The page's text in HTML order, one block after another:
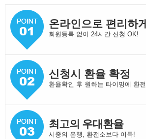
온라인으로 편리하게
회원등록 없이 24시간 신청 OK!
신청시 환율 확정
환율확인 후 원하는 타이밍에 환전
최고의 우대환율
시중의 은행, 환전소보다 이득!